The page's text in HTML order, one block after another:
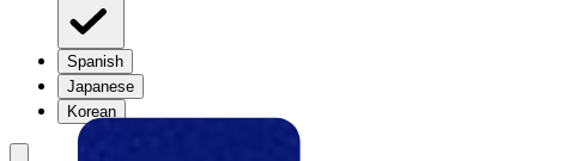
Spanish
Japanese
Korean